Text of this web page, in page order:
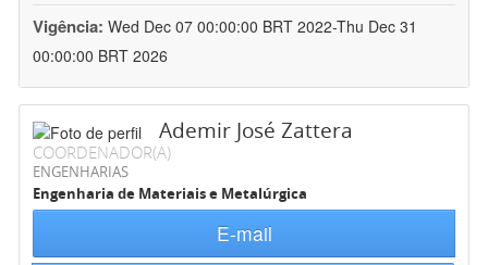
Vigência: Wed Dec 07 00:00:00 BRT 2022-Thu Dec 31
00:00:00 BRT 2026
Ademir José Zattera
COORDENADOR(A)
ENGENHARIAS
Engenharia de Materiais e Metalúrgica
E-mail